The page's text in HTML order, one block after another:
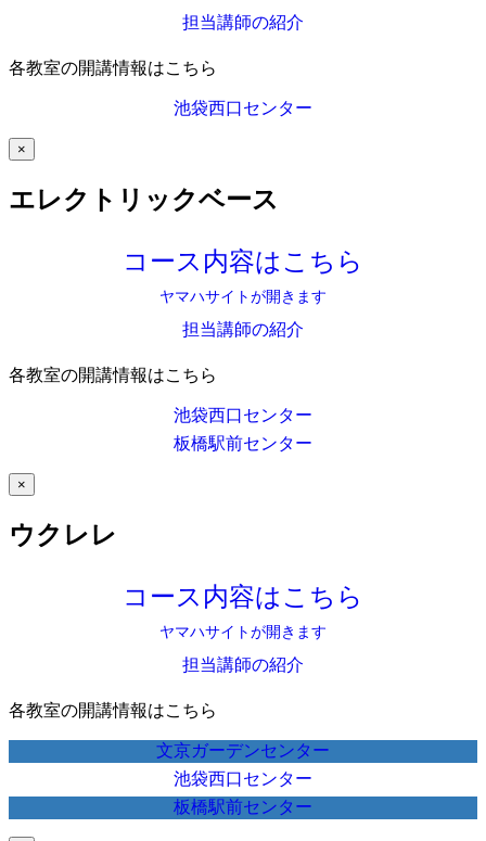
担当講師の紹介
各教室の開講情報はこちら
池袋西口センター
×
エレクトリックベース
コース内容はこちら
ヤマハサイトが開きます
担当講師の紹介
各教室の開講情報はこちら
池袋西口センター
板橋駅前センター
×
ウクレレ
コース内容はこちら
ヤマハサイトが開きます
担当講師の紹介
各教室の開講情報はこちら
文京ガーデンセンター
池袋西口センター
板橋駅前センター